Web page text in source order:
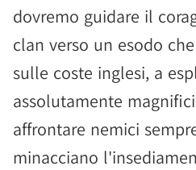
dovremo guidare il
clan verso un esodo
sulle coste inglesi, a
assolutamente
affrontare nemici
minacciano